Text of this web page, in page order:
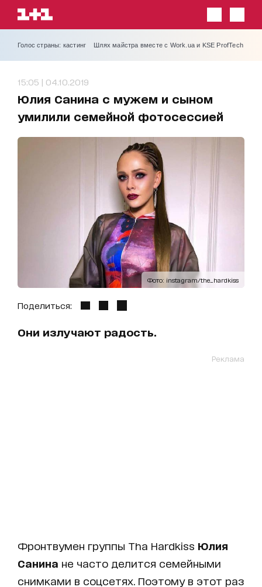
Голос страны: кастинг Шлях майстра вместе с Work.ua и KSE ProfTech
15:05 | 04.10.2019
Юлия Санина с мужем и сыном
умилили семейной фотосессией
Фото: instagram/the_hardkiss
Поделиться:
Они излучают радость.
Реклама
Фронтвумен группы Tha Hardkiss Юлия
Санина не часто делится семейными
снимками в соцсетях. Поэтому в этот раз